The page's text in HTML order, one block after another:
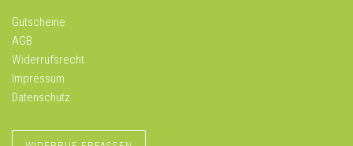
Gutscheine
AGB
Widerrufsrecht
Impressum
Datenschutz